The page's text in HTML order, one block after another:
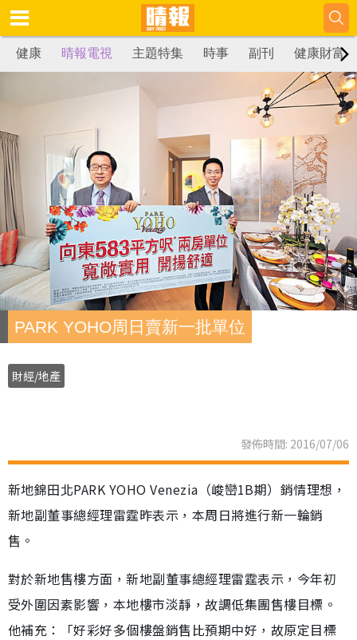
健康 晴報電視 主題特集 時事 副刊 健康財富
PARK YOHO周日賣新一批單位
財經/地產
發佈時間: 2016/07/06
新地錦田北PARK YOHO Venezia（峻巒1B期）銷情理想，
新地副董事總經理雷霆昨表示，本周日將進行新一輪銷
售。
對於新地售樓方面，新地副董事總經理雷霆表示，今年初
受外圍因素影響，本地樓市淡靜，故調低集團售樓目標。
他補充：「好彩好多個樓盤銷售比預期中好，故原定目標